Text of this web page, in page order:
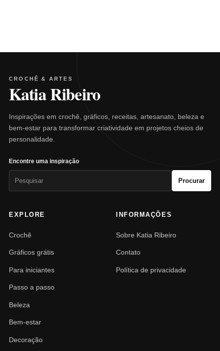
CROCHÊ & ARTES
Katia Ribeiro
Inspirações em crochê, gráficos, receitas, artesanato, beleza e
bem-estar para transformar criatividade em projetos cheios de
personalidade.
Encontre uma inspiração
Procurar
EXPLORE
Crochê
Gráficos grátis
Para iniciantes
Passo a passo
Beleza
Bem-estar
Decoração
INFORMAÇÕES
Sobre Katia Ribeiro
Contato
Política de privacidade